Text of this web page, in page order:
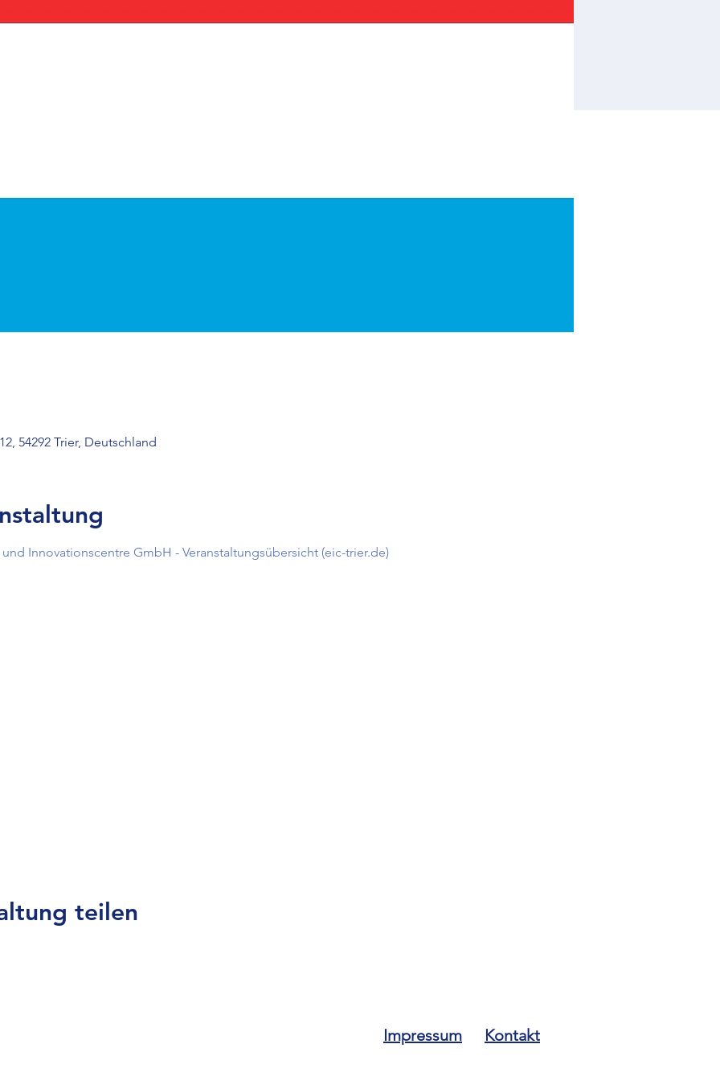
54292 Trier, Deutschland
Innovationscentre GmbH - Veranstaltungsübersicht (eic-trier.de)
teilen
Impressum Kontakt